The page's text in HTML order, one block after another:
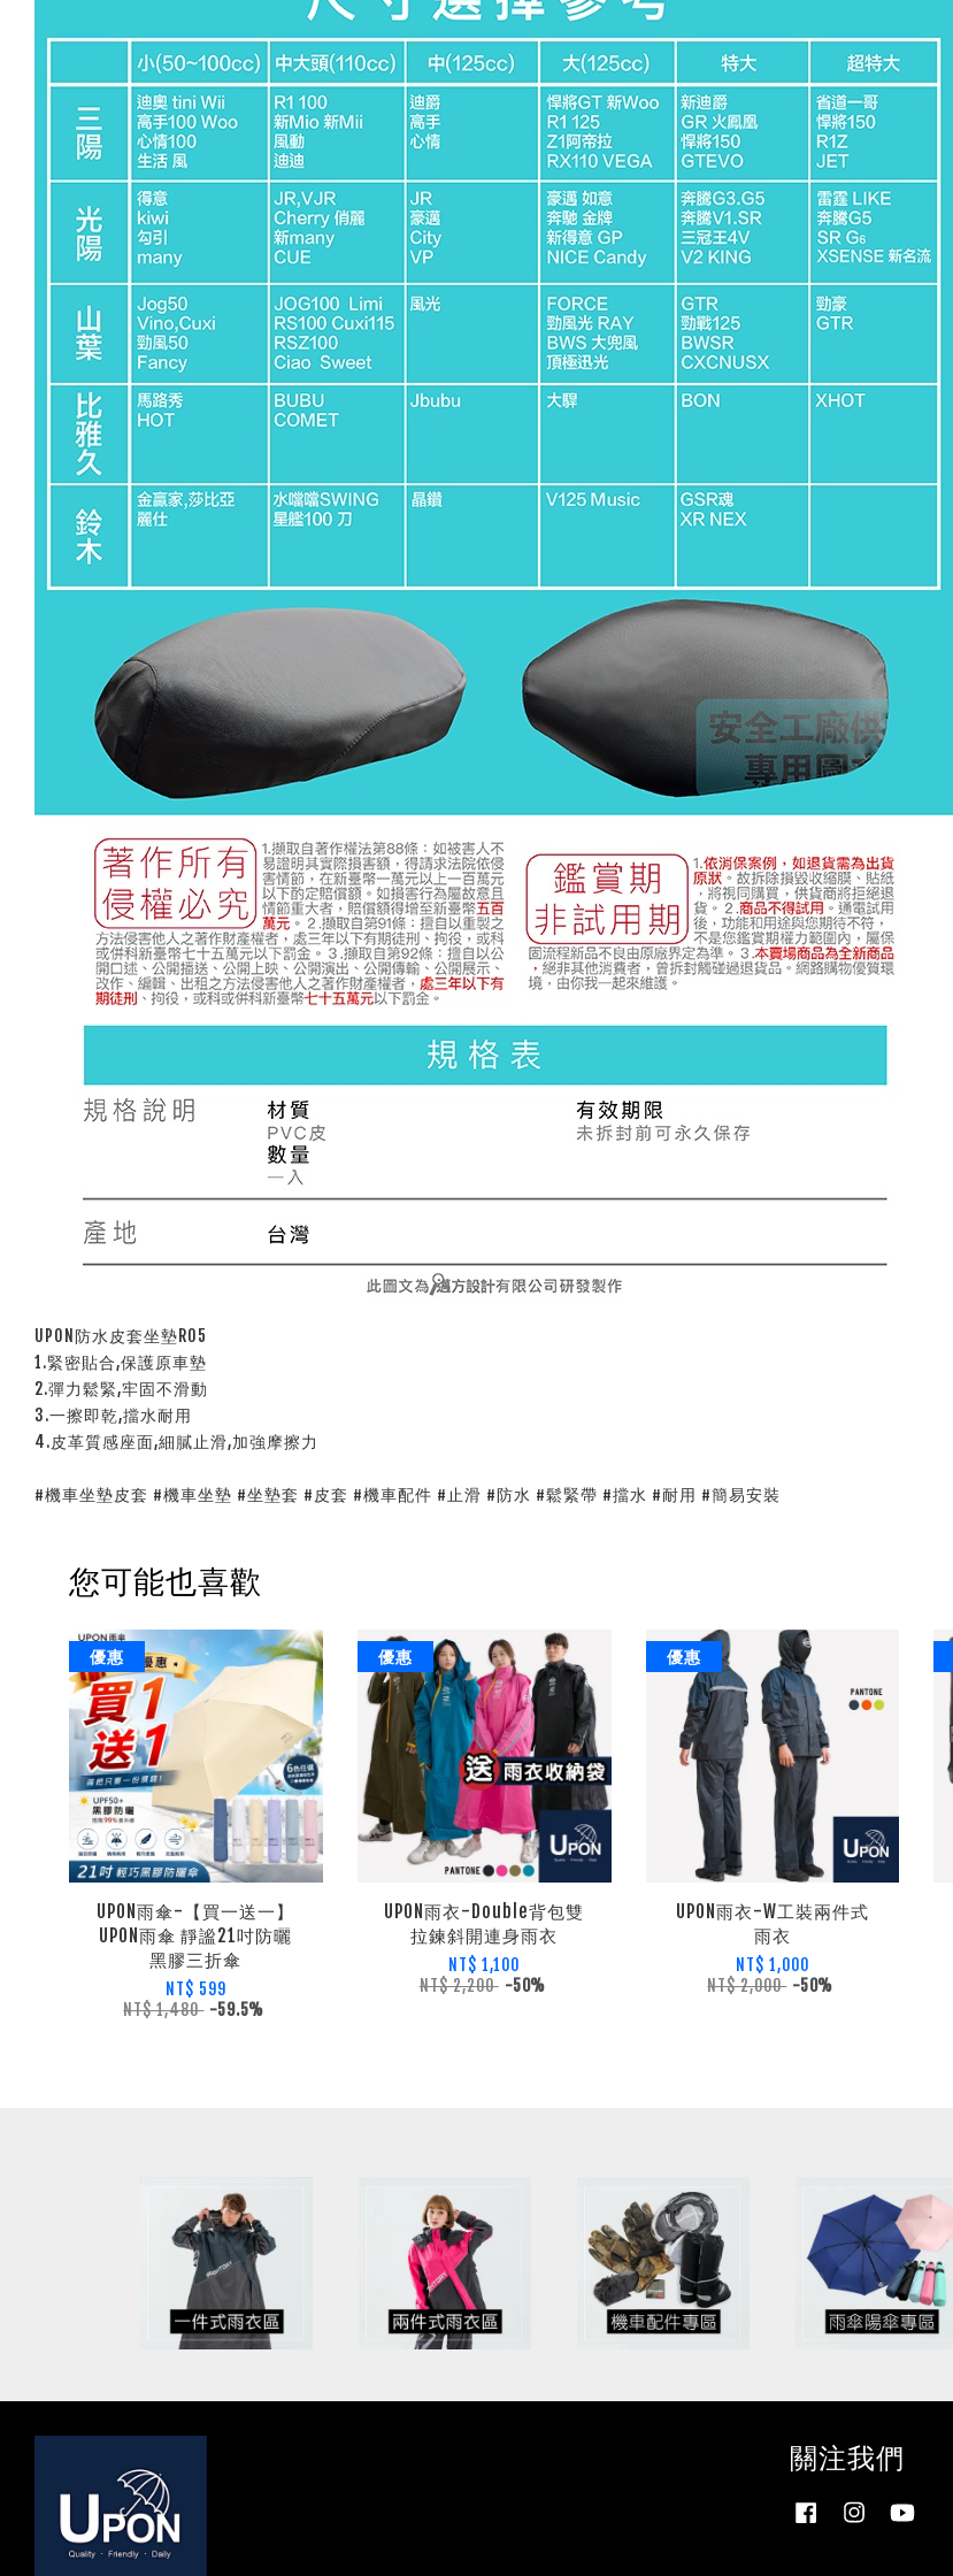
UPON防水皮套坐墊R05
1.緊密貼合,保護原車墊
2.彈力鬆緊,牢固不滑動
3.一擦即乾,擋水耐用
4.皮革質感座面,細膩止滑,加強摩擦力
#機車坐墊皮套 #機車坐墊 #坐墊套 #皮套 #機車配件 #止滑 #防水 #鬆緊帶 #擋水 #耐用 #簡易安裝
您可能也喜歡
優惠
UPON雨傘-【買一送一】
UPON雨傘 靜謐21吋防曬
黑膠三折傘
NT$ 599
NT$ 1,480 -59.5%
優惠
UPON雨衣-Double背包雙
拉鍊斜開連身雨衣
NT$ 1,100
NT$ 2,200 -50%
優惠
UPON雨衣-W工裝兩件式
雨衣
NT$ 1,000
NT$ 2,000 -50%
關注我們
Facebook Instagram